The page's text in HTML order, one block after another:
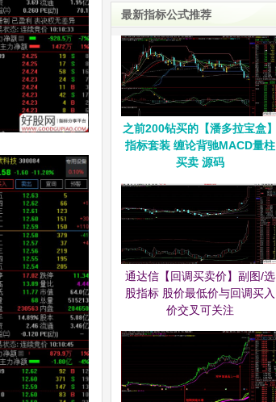
最新指标公式推荐
之前200钻买的【潘多拉宝盒】
指标套装 缠论背驰MACD量柱
买卖 源码
通达信【回调买卖价】副图/选
股指标 股价最低价与回调买入
价交叉可关注